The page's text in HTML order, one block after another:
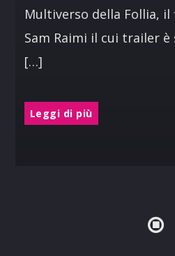
Multiverso della Follia,
Sam Raimi il cui trailer
[…]
Leggi di più